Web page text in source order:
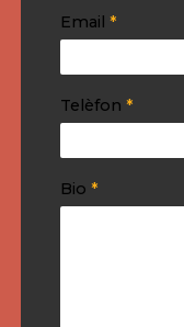
Email *
Telèfon *
Bio *